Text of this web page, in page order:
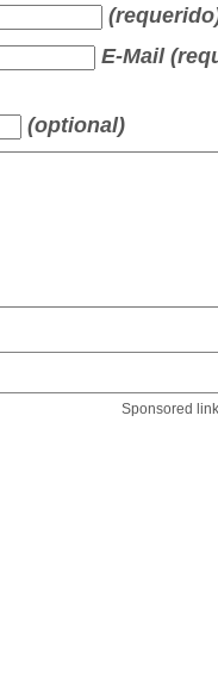
E-Mail
(optional)
Sponsored